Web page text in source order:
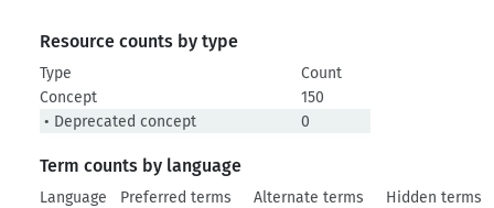
Resource counts by type
Type
Count
Concept
150
• Deprecated concept
0
Term counts by language
Language Preferred terms Alternate terms
Hidden terms